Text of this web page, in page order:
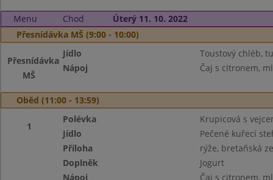
Menu Chod
Úterý 11. 10. 2022
Přesnídávka MŠ (9:00 - 10:00)
Přesnídávka
MŠ
Jídlo
Toustový chléb,
Nápoj
Čaj s citronem,
Oběd (11:00 - 13:59)
1
Polévka
Krupicová s
Jídlo
Pečené kuřecí
Příloha
rýže, bretaňská
Doplněk
Jogurt
Nápoj
Čaj s citronem,